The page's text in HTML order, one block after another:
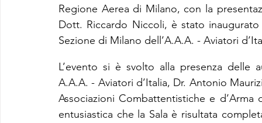
Regione Aerea di Milano, con la
Dott. Riccardo Niccoli, è stato
Sezione di Milano dell’A.A.A. - Aviatori
L’evento si è svolto alla presenza delle
A.A.A. - Aviatori d’Italia, Dr. Antonio
Associazioni Combattentistiche e
entusiastica che la Sala è risultata